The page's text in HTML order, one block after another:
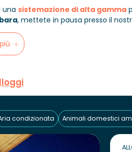
una sistemazione di alta gamma
, mettete in pausa presso il
condizionata Animali domestici